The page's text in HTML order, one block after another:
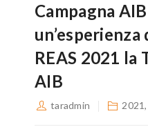
Campagna
REAS 2021 la
AIB
taradmin 2021